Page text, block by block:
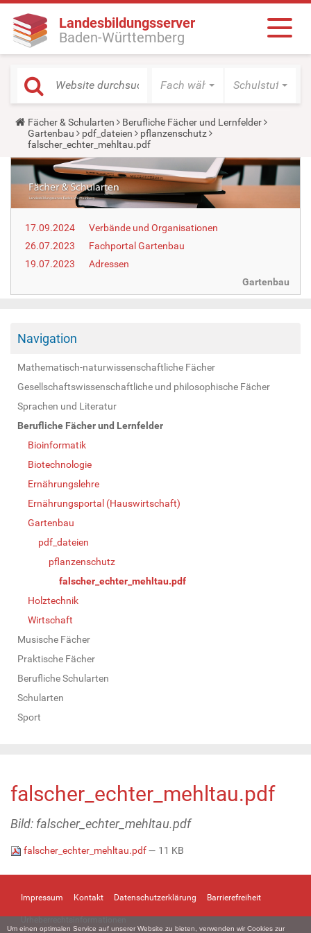
Um einen optimalen Service auf unserer Website zu bieten, verwenden wir Cookies zur
Landesbildungsserver
Baden-Württemberg
Fach wählen Schulstufe
Y
o
u
a
r
h
e
r
:
Fächer & Schularten
Berufliche Fächer und Lernfelder
Gartenbau
pdf_dateien
pflanzenschutz
falscher_echter_mehltau.pdf
17.09.2024
Verbände und Organisationen
26.07.2023
Fachportal Gartenbau
19.07.2023
Adressen
Gartenbau
Navigation
Mathematisch-naturwissenschaftliche Fächer
Gesellschaftswissenschaftliche und philosophische Fächer
Sprachen und Literatur
Berufliche Fächer und Lernfelder
Bioinformatik
Biotechnologie
Ernährungslehre
Ernährungsportal (Hauswirtschaft)
Gartenbau
pdf_dateien
pflanzenschutz
falscher_echter_mehltau.pdf
Holztechnik
Wirtschaft
Musische Fächer
Praktische Fächer
Berufliche Schularten
Schularten
Sport
falscher_echter_mehltau.pdf
Bild: falscher_echter_mehltau.pdf
falscher_echter_mehltau.pdf— 11 KB
Impressum Kontakt Datenschutzerklärung Barrierefreiheit